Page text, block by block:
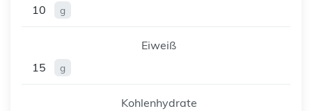
10
g
Eiweiß
15
g
Kohlenhydrate